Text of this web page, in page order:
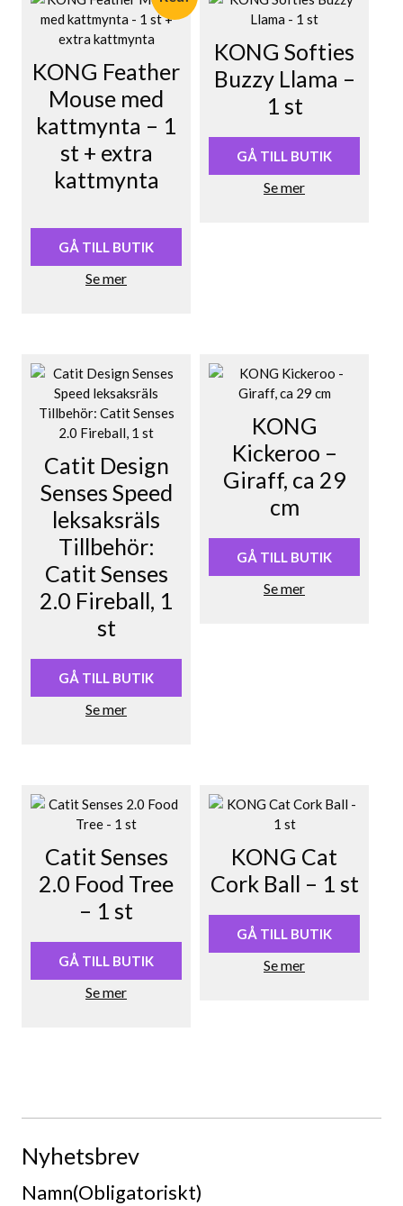
KONG Feather
Mouse med
kattmynta – 1
st + extra
kattmynta
ursprungliga
priset
60,50 kr.
nuvarande
priset
56,00 kr.
GÅ TILL BUTIK
Se mer
KONG Softies
Buzzy Llama –
1 st
GÅ TILL BUTIK
Se mer
Catit Design
Senses Speed
leksaksräls
Tillbehör:
Catit Senses
2.0 Fireball, 1
st
GÅ TILL BUTIK
Se mer
KONG
Kickeroo –
Giraff, ca 29
cm
GÅ TILL BUTIK
Se mer
Catit Senses
2.0 Food Tree
– 1 st
GÅ TILL BUTIK
Se mer
KONG Cat
Cork Ball – 1 st
GÅ TILL BUTIK
Se mer
Nyhetsbrev
Namn(Obligatoriskt)